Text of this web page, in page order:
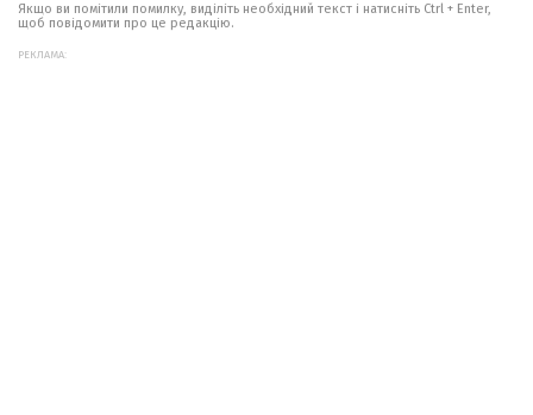
Якщо ви помітили помилку, виділіть необхідний текст і натисніть Ctrl + Enter,
щоб повідомити про це редакцію.
РЕКЛАМА: